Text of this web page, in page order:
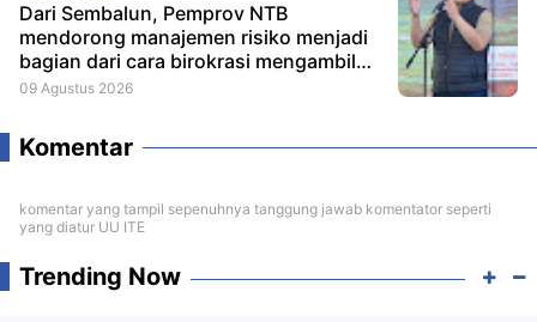
Dari Sembalun, Pemprov NTB
mendorong manajemen risiko menjadi
bagian dari cara birokrasi mengambil
keputusan.
09 Agustus 2026
Komentar
komentar yang tampil sepenuhnya tanggung jawab komentator seperti
yang diatur UU ITE
Trending Now